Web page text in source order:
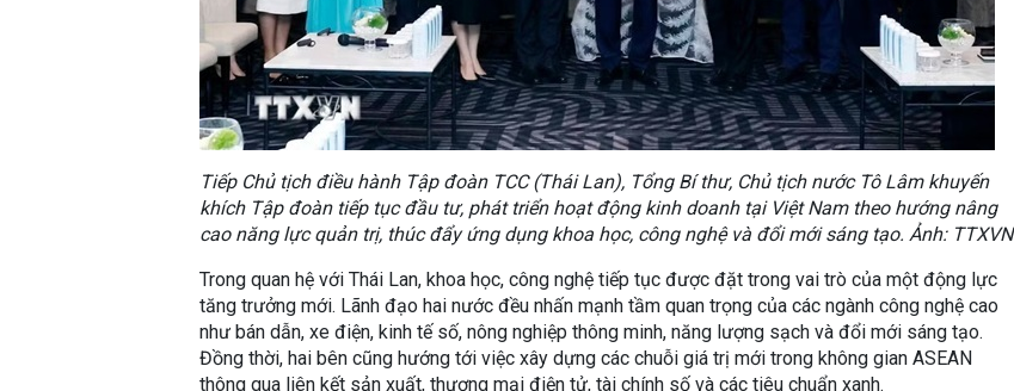
Tiếp Chủ tịch điều hành Tập đoàn TCC (Thái Lan), Tổng Bí thư, Chủ tịch nước Tô Lâm khuyến
khích Tập đoàn tiếp tục đầu tư, phát triển hoạt động kinh doanh tại Việt Nam theo hướng nâng
cao năng lực quản trị, thúc đẩy ứng dụng khoa học, công nghệ và đổi mới sáng tạo. Ảnh: TTXVN
Trong quan hệ với Thái Lan, khoa học, công nghệ tiếp tục được đặt trong vai trò của một động lực
tăng trưởng mới. Lãnh đạo hai nước đều nhấn mạnh tầm quan trọng của các ngành công nghệ cao
như bán dẫn, xe điện, kinh tế số, nông nghiệp thông minh, năng lượng sạch và đổi mới sáng tạo.
Đồng thời, hai bên cũng hướng tới việc xây dựng các chuỗi giá trị mới trong không gian ASEAN
thông qua liên kết sản xuất, thương mại điện tử, tài chính số và các tiêu chuẩn xanh.